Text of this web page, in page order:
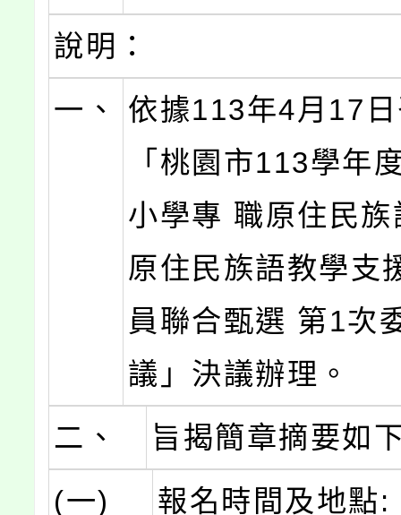
說明：
一、
依據113年4月17
「桃園市113學年
小學專 職原住民
原住民族語教學支
員聯合甄選 第1次
議」決議辦理。
二、
旨揭簡章摘要如
(一)
報名時間及地點: